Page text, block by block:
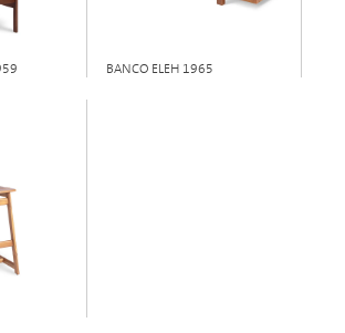
BANCO ELEH 1965